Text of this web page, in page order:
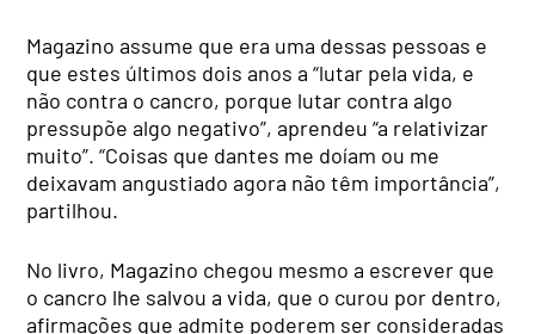
Magazino assume que era uma dessas pessoas e
que estes últimos dois anos a “lutar pela vida, e
não contra o cancro, porque lutar contra algo
pressupõe algo negativo”, aprendeu “a relativizar
muito”. “Coisas que dantes me doíam ou me
deixavam angustiado agora não têm importância”,
partilhou.
No livro, Magazino chegou mesmo a escrever que
o cancro lhe salvou a vida, que o curou por dentro,
afirmações que admite poderem ser consideradas